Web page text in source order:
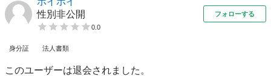
性別非公開
0.0
フォローする
身分証 法人書類
このユーザーは退会されました。